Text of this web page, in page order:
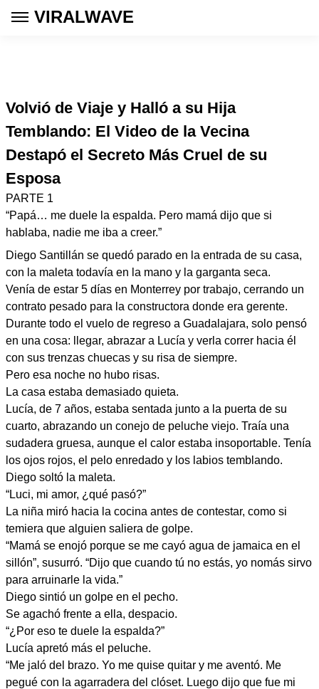
VIRALWAVE
Volvió de Viaje y Halló a su Hija
Temblando: El Video de la Vecina
Destapó el Secreto Más Cruel de su
Esposa
PARTE 1
“Papá… me duele la espalda. Pero mamá dijo que si
hablaba, nadie me iba a creer.”
Diego Santillán se quedó parado en la entrada de su casa,
con la maleta todavía en la mano y la garganta seca.
Venía de estar 5 días en Monterrey por trabajo, cerrando un
contrato pesado para la constructora donde era gerente.
Durante todo el vuelo de regreso a Guadalajara, solo pensó
en una cosa: llegar, abrazar a Lucía y verla correr hacia él
con sus trenzas chuecas y su risa de siempre.
Pero esa noche no hubo risas.
La casa estaba demasiado quieta.
Lucía, de 7 años, estaba sentada junto a la puerta de su
cuarto, abrazando un conejo de peluche viejo. Traía una
sudadera gruesa, aunque el calor estaba insoportable. Tenía
los ojos rojos, el pelo enredado y los labios temblando.
Diego soltó la maleta.
“Luci, mi amor, ¿qué pasó?”
La niña miró hacia la cocina antes de contestar, como si
temiera que alguien saliera de golpe.
“Mamá se enojó porque se me cayó agua de jamaica en el
sillón”, susurró. “Dijo que cuando tú no estás, yo nomás sirvo
para arruinarle la vida.”
Diego sintió un golpe en el pecho.
Se agachó frente a ella, despacio.
“¿Por eso te duele la espalda?”
Lucía apretó más el peluche.
“Me jaló del brazo. Yo me quise quitar y me aventó. Me
pegué con la agarradera del clóset. Luego dijo que fue mi